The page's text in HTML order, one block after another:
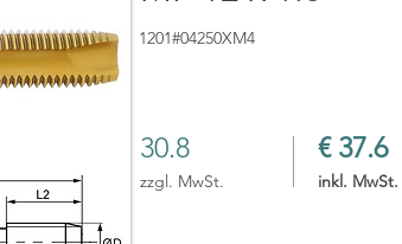
1201#04250XM4
30.8 € 37.6
zzgl. MwSt. inkl. MwSt.